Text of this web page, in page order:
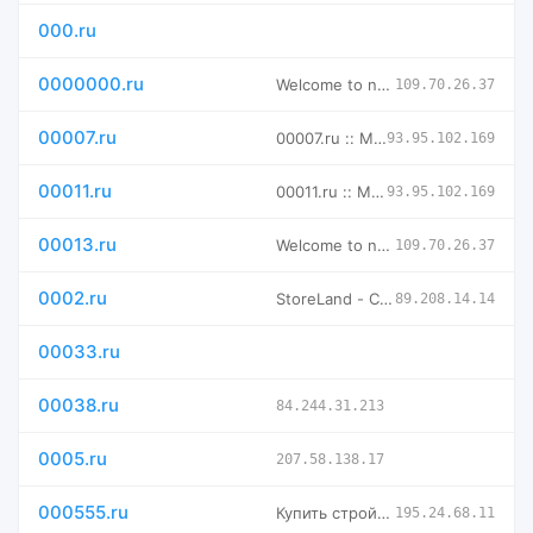
000.ru
0000000.ru Welcome to nginx! 109.70.26.37
00007.ru 00007.ru :: Магазин доменных имен -- мговенная аренда и выку93.95.102.169
00011.ru 00011.ru :: Магазин доменных имен -- мговенная аренда и выку 93.95.102.169
00013.ru Welcome to nginx! 109.70.26.37
0002.ru StoreLand - Создать интернет магазин самостоятельно, бесплат 89.208.14.14
00033.ru
00038.ru 84.244.31.213
0005.ru 207.58.138.17
000555.ru Купить стройматериалы в СПб - интернет-магазин "Три пятерки" 195.24.68.11